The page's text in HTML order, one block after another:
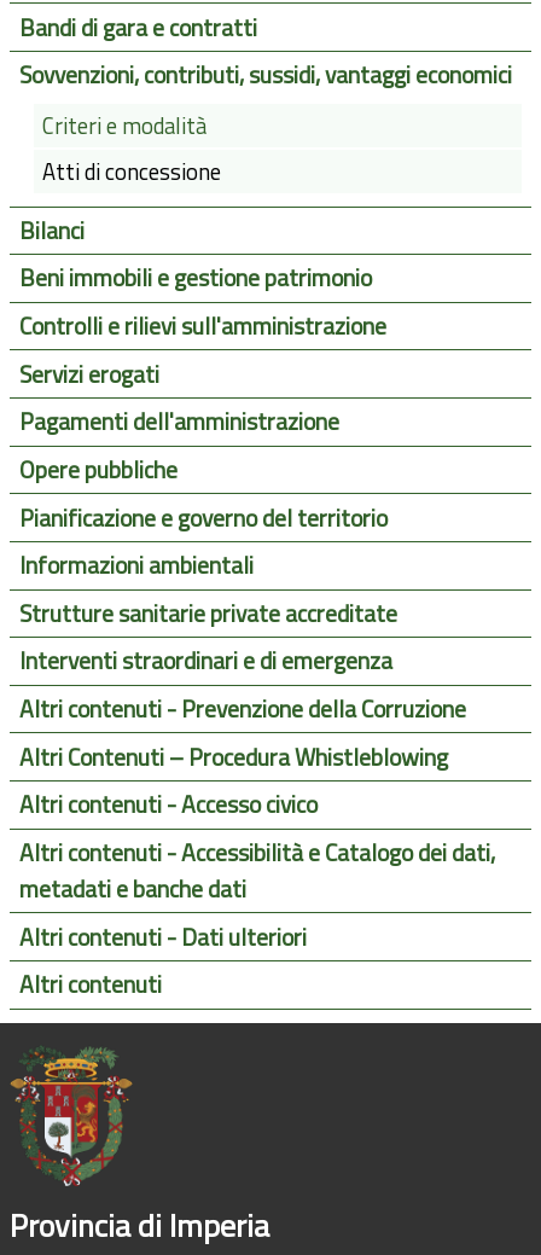
Bandi di gara e contratti
Sovvenzioni, contributi, sussidi, vantaggi economici
Criteri e modalità
Atti di concessione
Bilanci
Beni immobili e gestione patrimonio
Controlli e rilievi sull'amministrazione
Servizi erogati
Pagamenti dell'amministrazione
Opere pubbliche
Pianificazione e governo del territorio
Informazioni ambientali
Strutture sanitarie private accreditate
Interventi straordinari e di emergenza
Altri contenuti - Prevenzione della Corruzione
Altri Contenuti – Procedura Whistleblowing
Altri contenuti - Accesso civico
Altri contenuti - Accessibilità e Catalogo dei dati,
metadati e banche dati
Altri contenuti - Dati ulteriori
Altri contenuti
Provincia di Imperia